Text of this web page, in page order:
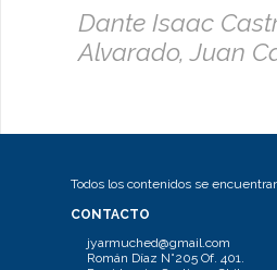
Dante Isaac
Alvarado, Juan
Todos los contenidos se
CONTACTO
jyarmuched@gmail.com
Román Díaz N°205 Of. 401.